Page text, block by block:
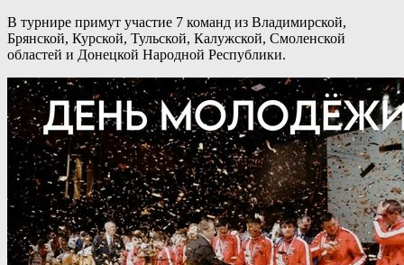
В турнире примут участие 7 команд из Владимирской,
Брянской, Курской, Тульской, Калужской, Смоленской
областей и Донецкой Народной Республики.